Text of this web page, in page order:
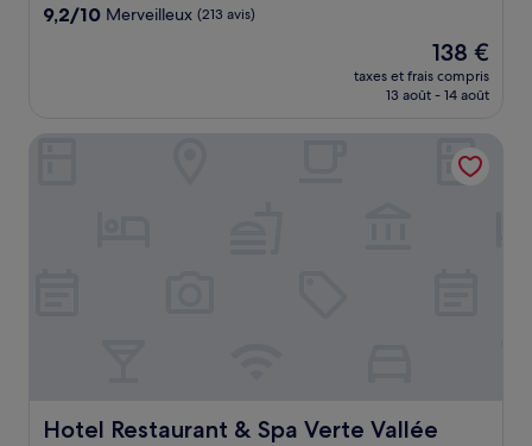
9.2
9,2/10 Merveilleux (213 avis)
Le
nouveau
prix
de
138 €
138 €
taxes et frais compris
13 août - 14 août
Hotel Restaurant & Spa Verte Vallée
Hotel Restaurant & Spa Verte Vallée